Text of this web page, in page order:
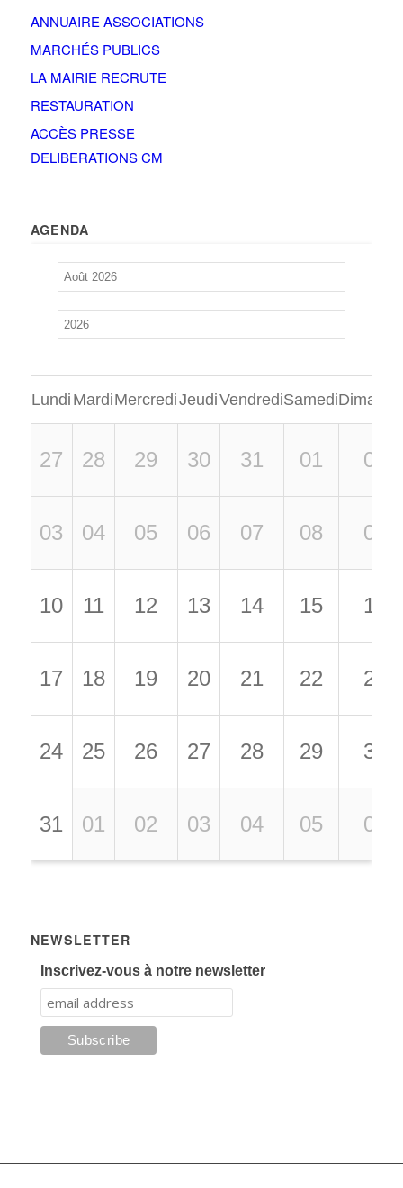
ANNUAIRE ASSOCIATIONS
MARCHÉS PUBLICS
LA MAIRIE RECRUTE
RESTAURATION
ACCÈS PRESSE
DELIBERATIONS CM
AGENDA
Lundi MardiMercrediJeudiVendrediSamedi
27 28 29 30 31 01 02
03 04 05 06 07 08 09
10 11 12 13 14 15 16
17 18 19 20 21 22 23
24 25 26 27 28 29 30
31 01 02 03 04 05 06
NEWSLETTER
Inscrivez-vous à notre newsletter